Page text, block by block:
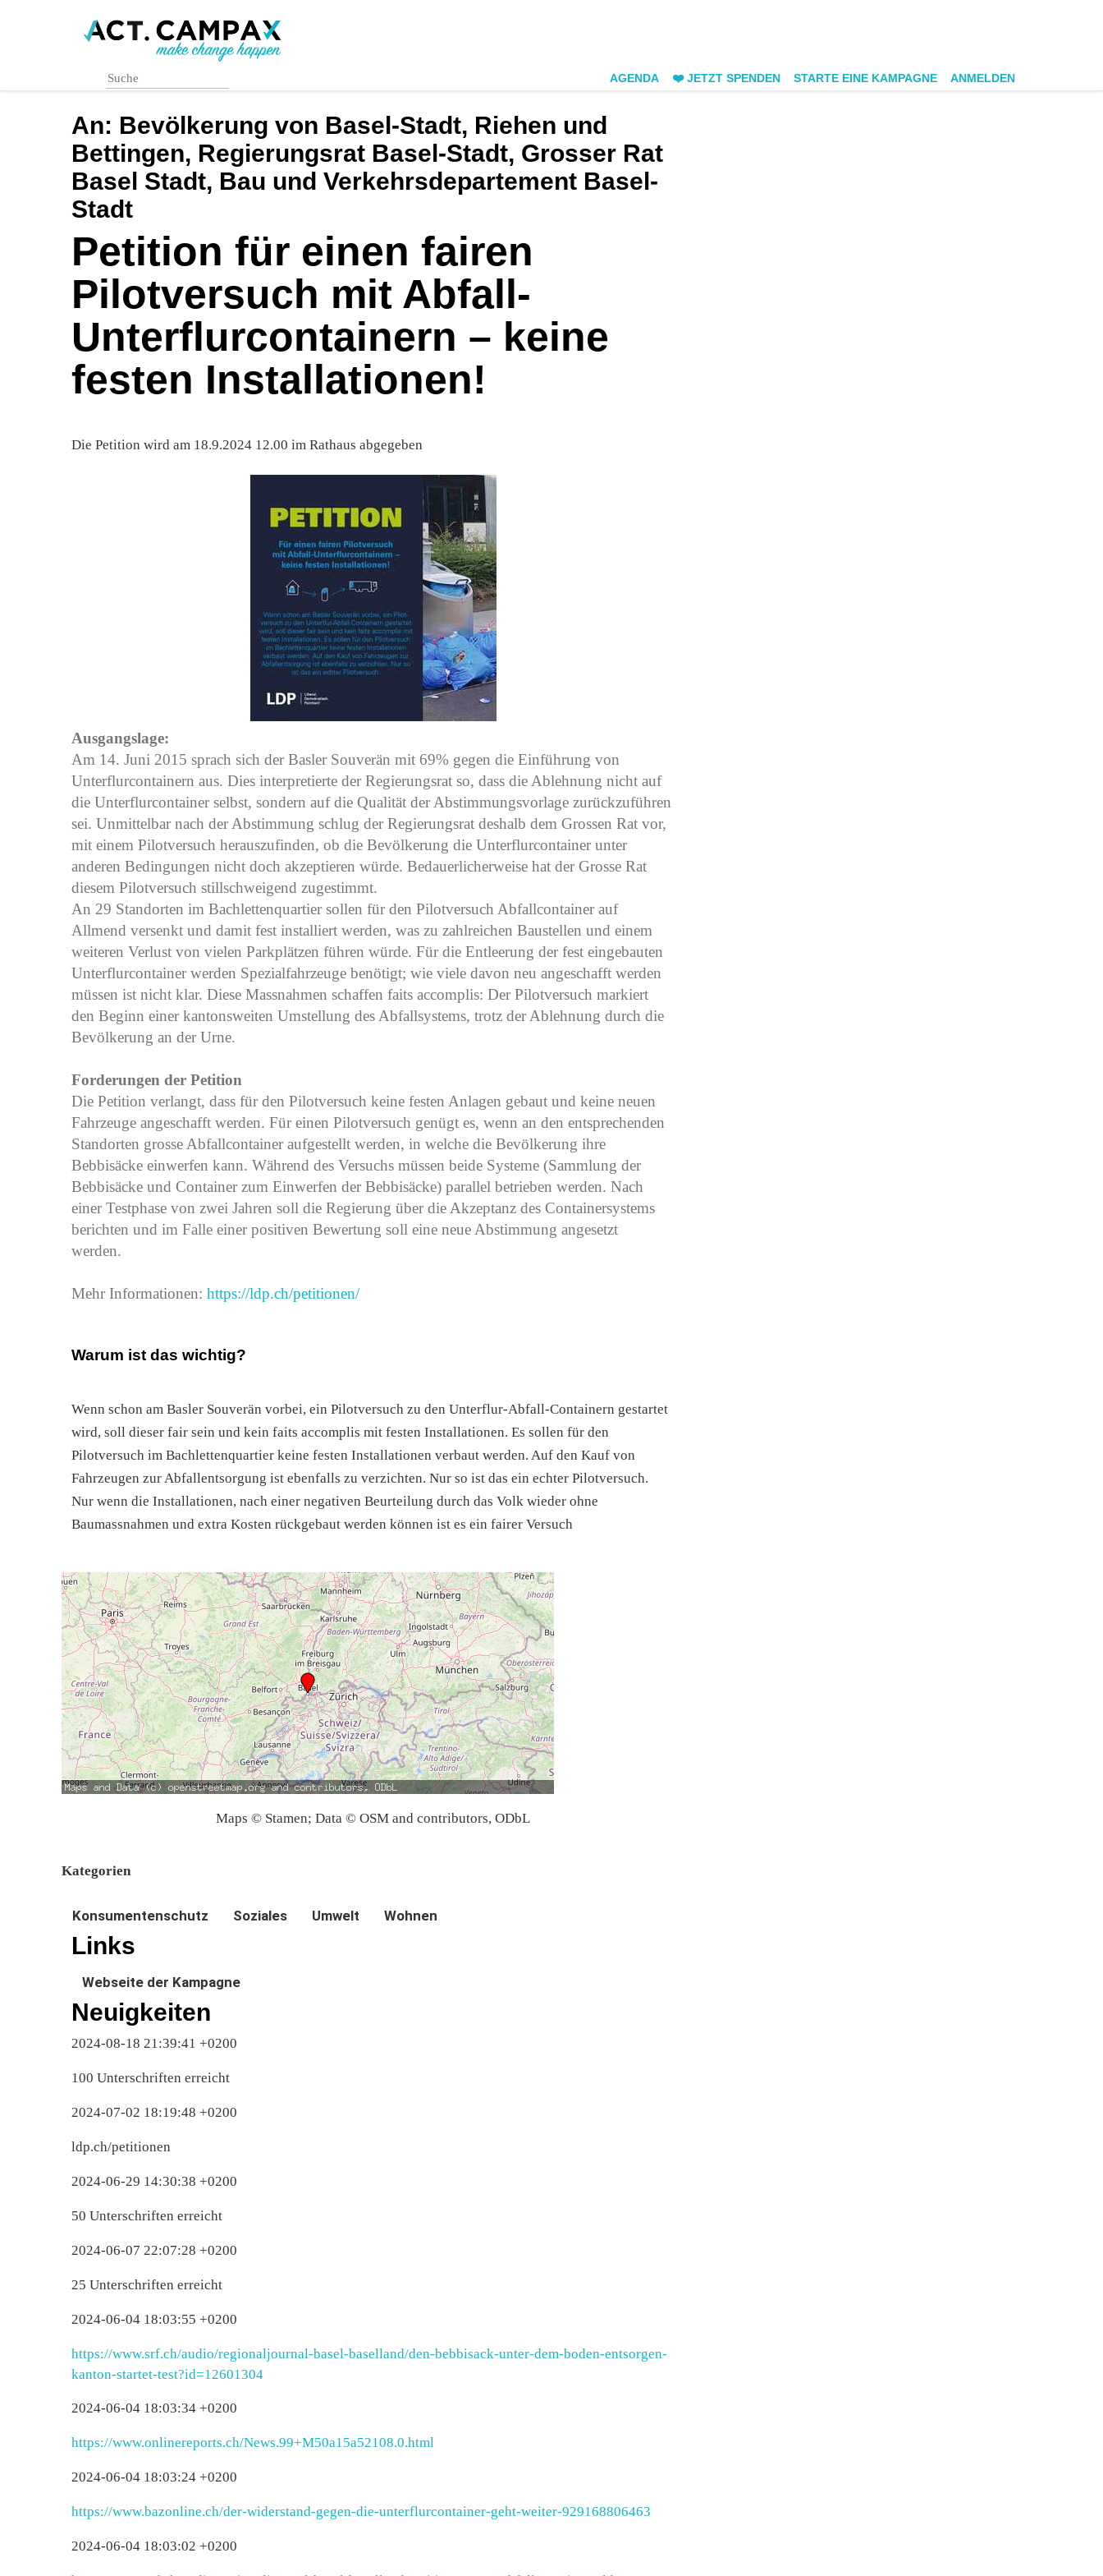
AGENDA ❤️ JETZT SPENDEN STARTE EINE KAMPAGNE ANMELDEN
An: Bevölkerung von Basel-Stadt, Riehen und
Bettingen, Regierungsrat Basel-Stadt, Grosser Rat
Basel Stadt, Bau und Verkehrsdepartement Basel-
Stadt
Petition für einen fairen
Pilotversuch mit Abfall-
Unterflurcontainern – keine
festen Installationen!
Die Petition wird am 18.9.2024 12.00 im Rathaus abgegeben
Ausgangslage:
Am 14. Juni 2015 sprach sich der Basler Souverän mit 69% gegen die Einführung von
Unterflurcontainern aus. Dies interpretierte der Regierungsrat so, dass die Ablehnung nicht auf
die Unterflurcontainer selbst, sondern auf die Qualität der Abstimmungsvorlage zurückzuführen
sei. Unmittelbar nach der Abstimmung schlug der Regierungsrat deshalb dem Grossen Rat vor,
mit einem Pilotversuch herauszufinden, ob die Bevölkerung die Unterflurcontainer unter
anderen Bedingungen nicht doch akzeptieren würde. Bedauerlicherweise hat der Grosse Rat
diesem Pilotversuch stillschweigend zugestimmt.
An 29 Standorten im Bachlettenquartier sollen für den Pilotversuch Abfallcontainer auf
Allmend versenkt und damit fest installiert werden, was zu zahlreichen Baustellen und einem
weiteren Verlust von vielen Parkplätzen führen würde. Für die Entleerung der fest eingebauten
Unterflurcontainer werden Spezialfahrzeuge benötigt; wie viele davon neu angeschafft werden
müssen ist nicht klar. Diese Massnahmen schaffen faits accomplis: Der Pilotversuch markiert
den Beginn einer kantonsweiten Umstellung des Abfallsystems, trotz der Ablehnung durch die
Bevölkerung an der Urne.
Forderungen der Petition
Die Petition verlangt, dass für den Pilotversuch keine festen Anlagen gebaut und keine neuen
Fahrzeuge angeschafft werden. Für einen Pilotversuch genügt es, wenn an den entsprechenden
Standorten grosse Abfallcontainer aufgestellt werden, in welche die Bevölkerung ihre
Bebbisäcke einwerfen kann. Während des Versuchs müssen beide Systeme (Sammlung der
Bebbisäcke und Container zum Einwerfen der Bebbisäcke) parallel betrieben werden. Nach
einer Testphase von zwei Jahren soll die Regierung über die Akzeptanz des Containersystems
berichten und im Falle einer positiven Bewertung soll eine neue Abstimmung angesetzt
werden.
Mehr Informationen: https://ldp.ch/petitionen/
Warum ist das wichtig?
Wenn schon am Basler Souverän vorbei, ein Pilotversuch zu den Unterflur-Abfall-Containern gestartet
wird, soll dieser fair sein und kein faits accomplis mit festen Installationen. Es sollen für den
Pilotversuch im Bachlettenquartier keine festen Installationen verbaut werden. Auf den Kauf von
Fahrzeugen zur Abfallentsorgung ist ebenfalls zu verzichten. Nur so ist das ein echter Pilotversuch.
Nur wenn die Installationen, nach einer negativen Beurteilung durch das Volk wieder ohne
Baumassnahmen und extra Kosten rückgebaut werden können ist es ein fairer Versuch
Maps © Stamen; Data © OSM and contributors, ODbL
Kategorien
Konsumentenschutz Soziales Umwelt Wohnen
Links
Webseite der Kampagne
Neuigkeiten
2024-08-18 21:39:41 +0200
100 Unterschriften erreicht
2024-07-02 18:19:48 +0200
ldp.ch/petitionen
2024-06-29 14:30:38 +0200
50 Unterschriften erreicht
2024-06-07 22:07:28 +0200
25 Unterschriften erreicht
2024-06-04 18:03:55 +0200
https://www.srf.ch/audio/regionaljournal-basel-baselland/den-bebbisack-unter-dem-boden-entsorgen-
kanton-startet-test?id=12601304
2024-06-04 18:03:34 +0200
https://www.onlinereports.ch/News.99+M50a15a52108.0.html
2024-06-04 18:03:24 +0200
https://www.bazonline.ch/der-widerstand-gegen-die-unterflurcontainer-geht-weiter-929168806463
2024-06-04 18:03:02 +0200